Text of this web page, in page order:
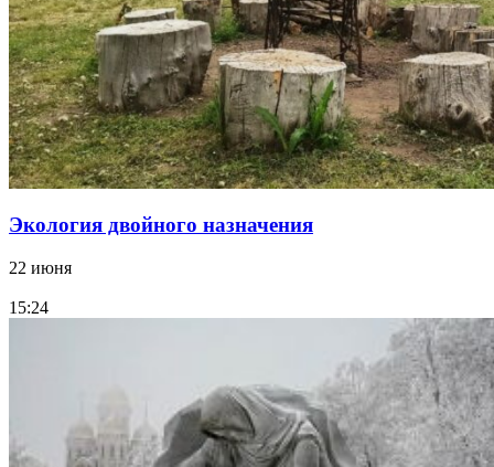
Экология двойного назначения
22 июня
15:24